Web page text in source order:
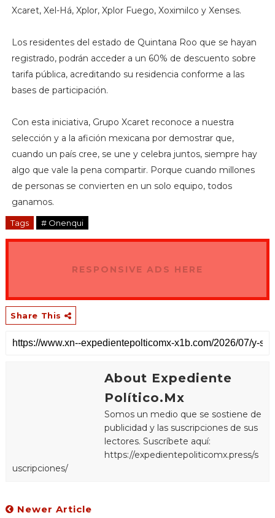
Xcaret, Xel-Há, Xplor, Xplor Fuego, Xoximilco y Xenses.
Los residentes del estado de Quintana Roo que se hayan
registrado, podrán acceder a un 60% de descuento sobre
tarifa pública, acreditando su residencia conforme a las
bases de participación.
Con esta iniciativa, Grupo Xcaret reconoce a nuestra
selección y a la afición mexicana por demostrar que,
cuando un país cree, se une y celebra juntos, siempre hay
algo que vale la pena compartir. Porque cuando millones
de personas se convierten en un solo equipo, todos
ganamos.
Tags # Onenqui
RESPONSIVE ADS HERE
Share This
About Expediente
Político.Mx
Somos un medio que se sostiene de
publicidad y las suscripciones de sus
lectores. Suscríbete aquí:
https://expedientepoliticomx.press/s
uscripciones/
Newer Article